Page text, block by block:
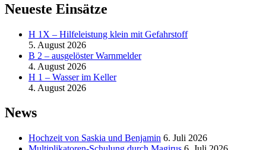
Neueste Einsätze
H 1X – Hilfeleistung klein mit Gefahrstoff
5. August 2026
B 2 – ausgelöster Warnmelder
4. August 2026
H 1 – Wasser im Keller
4. August 2026
News
Hochzeit von Saskia und Benjamin 6. Juli 2026